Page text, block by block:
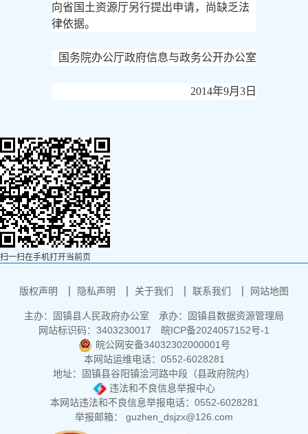
向省国土资源厅另行提出申请，尚缺乏法
律依据。
国务院办公厅政府信息与政务公开办公室
2014年9月3日
扫一扫在手机打开当前页
版权声明 隐私声明 关于我们 联系我们 网站地图
主办：固镇县人民政府办公室
承办：固镇县数据资源管理局
网站标识码：3403230017
皖ICP备2024057152号-1
皖公网安备34032302000001号
本网站运维电话：0552-6028281
地址：固镇县谷阳镇浍河路中段（县政府院内）
违法和不良信息举报中心
本网站违法和不良信息举报电话：0552-6028281
举报邮箱： guzhen_dsjzx@126.com